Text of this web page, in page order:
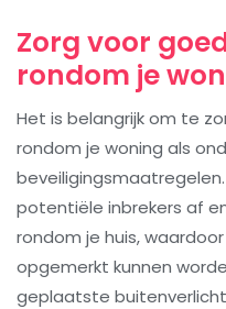
Zorg voor
rondom je
Het is belangrijk om te
rondom je woning als
potentiële inbrekers af
rondom je huis,
opgemerkt kunnen
geplaatste